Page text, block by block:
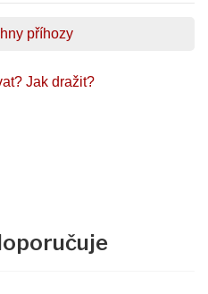
příhozy
Jak dražit?